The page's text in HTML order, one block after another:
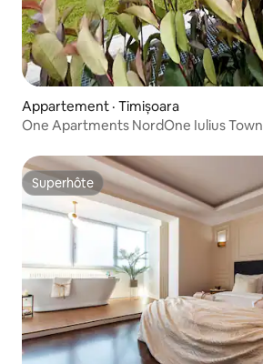
Appartement · Timișoara
One Apartments NordOne Iulius Town
Superhôte
Superhôte